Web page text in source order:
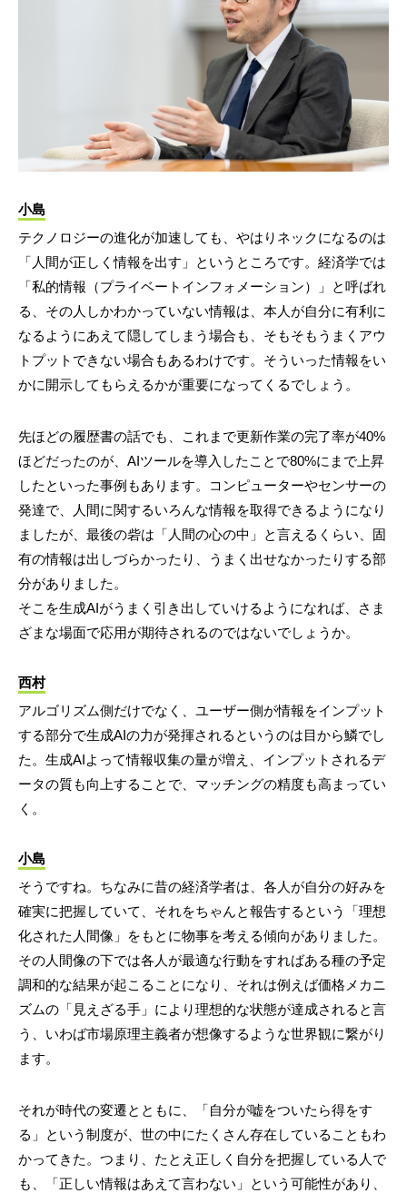
小島
テクノロジーの進化が加速しても、やはりネックになるのは
「人間が正しく情報を出す」というところです。経済学では
「私的情報（プライベートインフォメーション）」と呼ばれ
る、その人しかわかっていない情報は、本人が自分に有利に
なるようにあえて隠してしまう場合も、そもそもうまくアウ
トプットできない場合もあるわけです。そういった情報をい
かに開示してもらえるかが重要になってくるでしょう。
先ほどの履歴書の話でも、これまで更新作業の完了率が40%
ほどだったのが、AIツールを導入したことで80%にまで上昇
したといった事例もあります。コンピューターやセンサーの
発達で、人間に関するいろんな情報を取得できるようになり
ましたが、最後の砦は「人間の心の中」と言えるくらい、固
有の情報は出しづらかったり、うまく出せなかったりする部
分がありました。
そこを生成AIがうまく引き出していけるようになれば、さま
ざまな場面で応用が期待されるのではないでしょうか。
西村
アルゴリズム側だけでなく、ユーザー側が情報をインプット
する部分で生成AIの力が発揮されるというのは目から鱗でし
た。生成AIよって情報収集の量が増え、インプットされるデ
ータの質も向上することで、マッチングの精度も高まってい
く。
小島
そうですね。ちなみに昔の経済学者は、各人が自分の好みを
確実に把握していて、それをちゃんと報告するという「理想
化された人間像」をもとに物事を考える傾向がありました。
その人間像の下では各人が最適な行動をすればある種の予定
調和的な結果が起こることになり、それは例えば価格メカニ
ズムの「見えざる手」により理想的な状態が達成されると言
う、いわば市場原理主義者が想像するような世界観に繋がり
ます。
それが時代の変遷とともに、「自分が嘘をついたら得をす
る」という制度が、世の中にたくさん存在していることもわ
かってきた。つまり、たとえ正しく自分を把握している人で
も、「正しい情報はあえて言わない」という可能性があり、